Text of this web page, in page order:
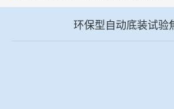
烧结/球团优化配矿研究设备
高炉配吹煤检测设备
环保型自动底装试验